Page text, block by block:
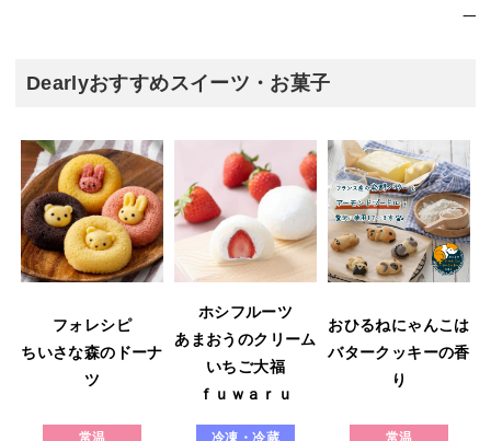
一
Dearlyおすすめスイーツ・お菓子
フォレシピ
ちいさな森のドーナ
ツ
常温
ホシフルーツ
あまおうのクリーム
いちご大福
ｆｕｗａｒｕ
冷凍・冷蔵
おひるねにゃんこは
バタークッキーの香
り
常温